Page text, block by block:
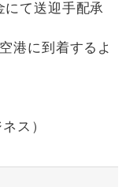
にて送迎手配承
港に到着するよ
ス）